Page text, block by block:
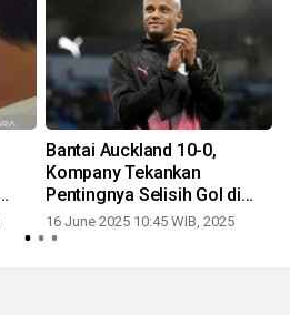
Bantai Auckland 10-0,
Kompany Tekankan
Pentingnya Selisih Gol di
Grup Berat
16 June 2025 10:45 WIB, 2025